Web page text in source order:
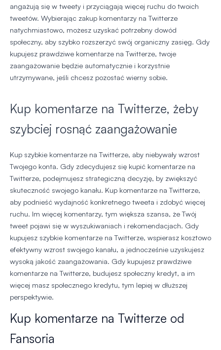
angażują się w tweety i przyciągają więcej ruchu do twoich
tweetów. Wybierając zakup komentarzy na Twitterze
natychmiastowo, możesz uzyskać potrzebny dowód
społeczny, aby szybko rozszerzyć swój organiczny zasięg. Gdy
kupujesz prawdziwe komentarze na Twitterze, twoje
zaangażowanie będzie automatycznie i korzystnie
utrzymywane, jeśli chcesz pozostać wierny sobie.
Kup komentarze na Twitterze, żeby
szybciej rosnąć zaangażowanie
Kup szybkie komentarze na Twitterze, aby niebywały wzrost
Twojego konta. Gdy zdecydujesz się kupić komentarze na
Twitterze, podejmujesz strategiczną decyzję, by zwiększyć
skuteczność swojego kanału. Kup komentarze na Twitterze,
aby podnieść wydajność konkretnego tweeta i zdobyć więcej
ruchu. Im więcej komentarzy, tym większa szansa, że Twój
tweet pojawi się w wyszukiwaniach i rekomendacjach. Gdy
kupujesz szybkie komentarze na Twitterze, wspierasz kosztowo
efektywny wzrost swojego kanału, a jednocześnie uzyskujesz
wysoką jakość zaangażowania. Gdy kupujesz prawdziwe
komentarze na Twitterze, budujesz społeczny kredyt, a im
więcej masz społecznego kredytu, tym lepiej w dłuższej
perspektywie.
Kup komentarze na Twitterze od
Fansoria